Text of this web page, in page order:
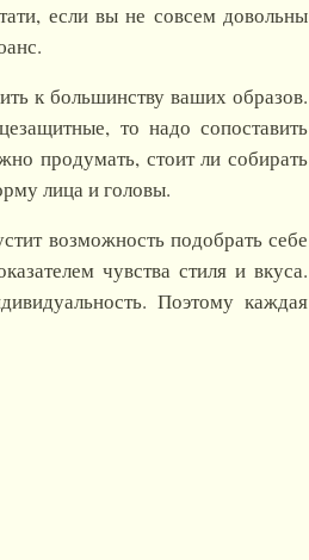
если вы не совсем довольны
к большинству ваших образов.
то надо сопоставить
продумать, стоит ли собирать
лица и головы.
возможность подобрать себе
чувства стиля и вкуса.
Поэтому каждая